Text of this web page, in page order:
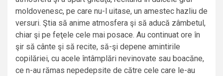
moldovenesc, pe care nu-l uitase, un amestec hazliu de
versuri. Ştia să anime atmosfera şi să aducă zâmbetul,
chiar şi pe feţele cele mai posace. Au continuat ore în
şir să cânte şi să recite, să-şi depene amintirile
copilăriei, cu acele întâmplări nevinovate sau boacăne,
ce n-au rămas nepedepsite de către cele care le-au